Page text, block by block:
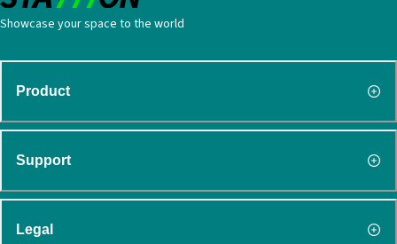
Showcase your space to the world
Product
Support
Legal